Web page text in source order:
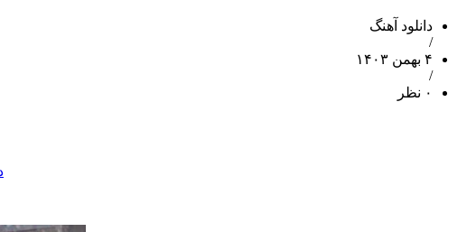
دانلود آهنگ
/
۴ بهمن ۱۴۰۳
/
۰ نظر